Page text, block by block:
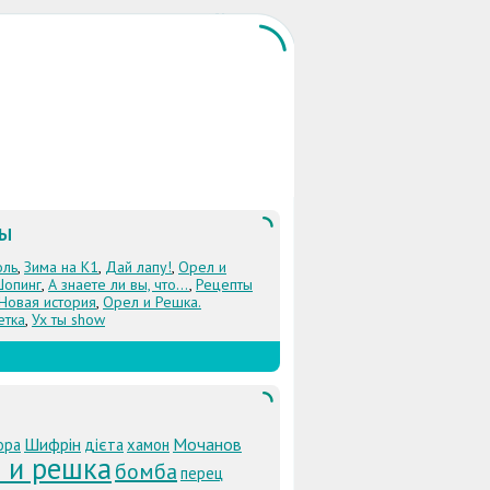
, Зима на К1, Дай лапу!, Орел и
, А знаете ли вы, что..., Рецепты
история, Орел и Решка.
, Ух ты show
Шифрін дієтахамон Мочанов
и решкабомба перец